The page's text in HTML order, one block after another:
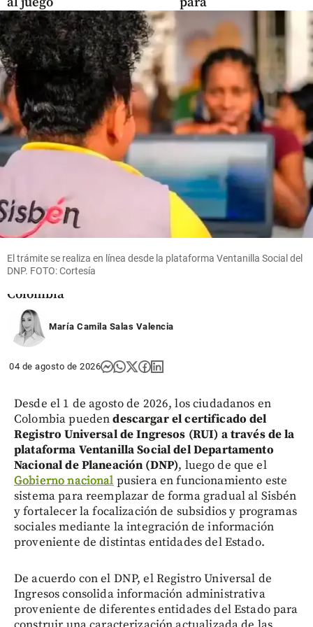
share
share
a Petro
share
Economía
Anif
ajuste
fiscal de
$53
billones
para
evitar una
Colombia
share
El trámite se realiza en línea desde la plataforma Ventanilla Social del
DNP. FOTO: Cortesía
María Camila Salas Valencia
04 de agosto de 2026
Desde el 1 de agosto de 2026, los ciudadanos en
Colombia puedendescargar el certificado del
Registro Universal de Ingresos (RUI) a través de la
plataforma Ventanilla Social del Departamento
Nacional de Planeación (DNP), luego de que el
Gobierno nacional pusiera en funcionamiento este
sistema para reemplazar de forma gradual al Sisbén
y fortalecer la focalización de subsidios y programas
sociales mediante la integración de información
proveniente de distintas entidades del Estado.
De acuerdo con el DNP, el Registro Universal de
Ingresos consolida información administrativa
proveniente de diferentes entidades del Estado para